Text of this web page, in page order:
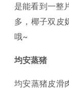
是能看到一整
多，椰子双皮
哦~
均安蒸猪
均安蒸猪皮滑